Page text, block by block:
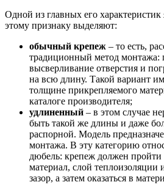
Одной из главных его
этому признаку выделяют:
обычный крепеж – то есть,
традиционный метод монтажа:
высверливание отверстия и
на всю длину. Такой вариант
толщине прикрепляемого
каталоге производителя;
удлиненный – в этом случае
быть такой же длины и даже
распорной. Модель
монтажа. В эту категорию
дюбель: крепеж должен
материал, слой
зазор, а затем оказаться в